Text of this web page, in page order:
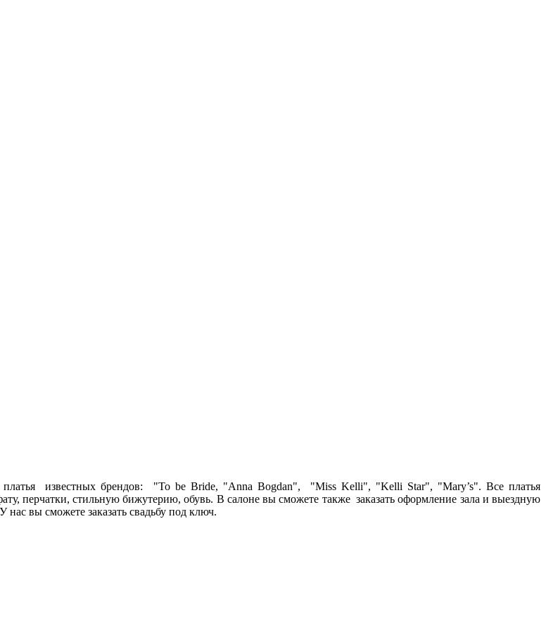
платья известных брендов: "To be Bride, "Anna Bogdan", "Miss Kelli", "Kelli Star", "Mary’s". Все платья
перчатки, стильную бижутерию, обувь. В салоне вы сможете также заказать оформление зала и выездную
нас вы сможете заказать свадьбу под ключ.